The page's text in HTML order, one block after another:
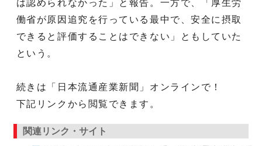
は認められなかった」と報告。一方で、「厚生労
働省が原因追究を行っている最中で、安全に摂取
できると評価することはできない」ともしていた
という。
続きは「日本流通産業新聞」オンラインで！
下記リンクから閲覧できます。
関連リンク・サイト